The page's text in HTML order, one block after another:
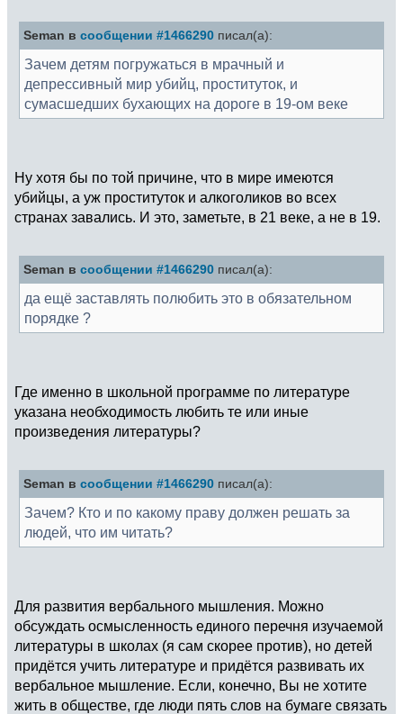
Seman в сообщении #1466290 писал(а):
Зачем детям погружаться в мрачный и
депрессивный мир убийц, проституток, и
сумасшедших бухающих на дороге в 19-ом веке
Ну хотя бы по той причине, что в мире имеются
убийцы, а уж проституток и алкоголиков во всех
странах завались. И это, заметьте, в 21 веке, а не в 19.
Seman в сообщении #1466290 писал(а):
да ещё заставлять полюбить это в обязательном
порядке ?
Где именно в школьной программе по литературе
указана необходимость любить те или иные
произведения литературы?
Seman в сообщении #1466290 писал(а):
Зачем? Кто и по какому праву должен решать за
людей, что им читать?
Для развития вербального мышления. Можно
обсуждать осмысленность единого перечня изучаемой
литературы в школах (я сам скорее против), но детей
придётся учить литературе и придётся развивать их
вербальное мышление. Если, конечно, Вы не хотите
жить в обществе, где люди пять слов на бумаге связать